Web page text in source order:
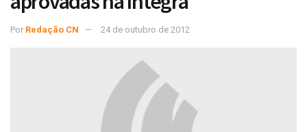
Por Redação CN 24 de outubro de 2012